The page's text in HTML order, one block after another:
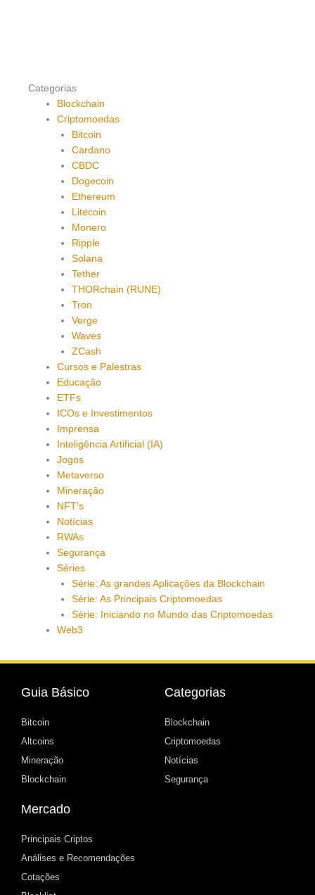
Categorias
Blockchain
Criptomoedas
Bitcoin
Cardano
CBDC
Dogecoin
Ethereum
Litecoin
Monero
Ripple
Solana
Tether
THORchain (RUNE)
Tron
Verge
Waves
ZCash
Cursos e Palestras
Educação
ETFs
ICOs e Investimentos
Imprensa
Inteligência Artificial (IA)
Jogos
Metaverso
Mineração
NFT's
Notícias
RWAs
Segurança
Séries
Série: As grandes Aplicações da Blockchain
Série: As Principais Criptomoedas
Série: Iniciando no Mundo das Criptomoedas
Web3
Guia Básico
Bitcoin
Altcoins
Mineração
Blockchain
Categorias
Blockchain
Criptomoedas
Notícias
Segurança
Mercado
Principais Criptos
Análises e Recomendações
Cotações